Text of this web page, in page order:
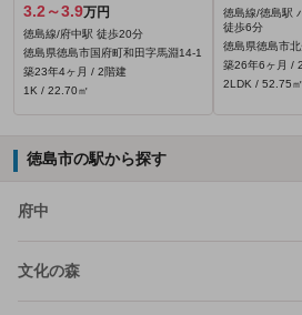
3.2～3.9万円
徳島線/府中駅 徒歩20分
徳島県徳島市国府町和田字馬淵14‐1
築23年4ヶ月 / 2階建
1K / 22.70㎡
徳島線/徳島駅
徒歩6分
徳島県徳島市
築26年6ヶ月 /
2LDK / 52.75㎡
徳島市の駅から探す
府中
文化の森